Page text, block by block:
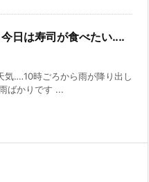
日は寿司が食べたい‥‥
気‥‥10時ごろから雨が降り出し
ばかりです ...